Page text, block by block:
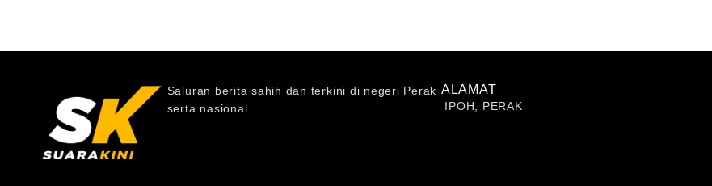
Saluran berita sahih dan terkini di negeri Perak
serta nasional
ALAMAT
IPOH, PERAK